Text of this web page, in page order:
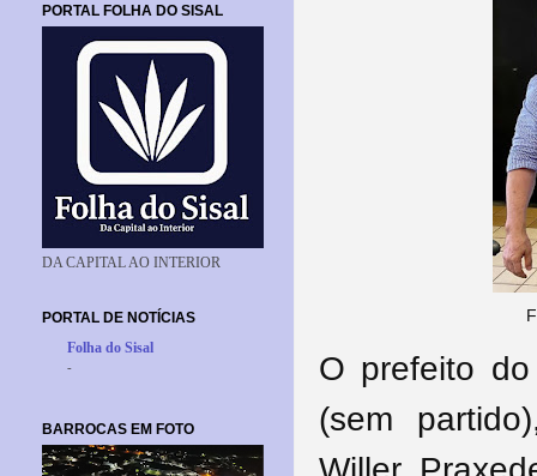
O prefeito
(sem
PORTAL FOLHA DO SISAL
DA CAPITAL AO INTERIOR
PORTAL DE NOTÍCIAS
Folha do Sisal
-
BARROCAS EM FOTO